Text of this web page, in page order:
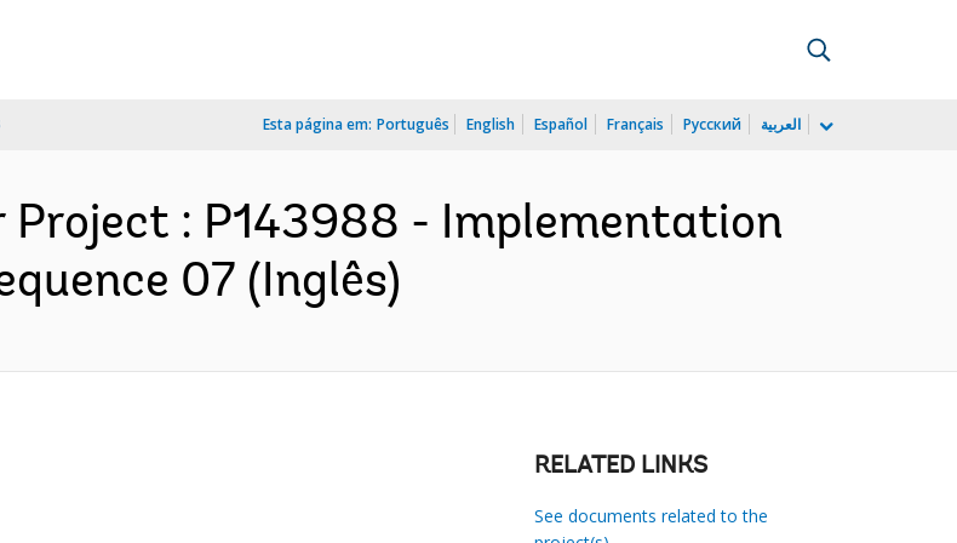
Esta página em: Português English Español Français Русский العربية
Project : P143988 - Implementation
07 (Inglês)
RELATED LINKS
See documents related to the